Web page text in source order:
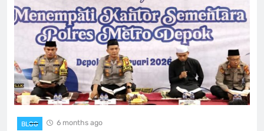
BLOG 6 months ago